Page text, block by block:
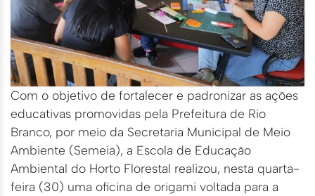
Com o objetivo de fortalecer e padronizar as ações
educativas promovidas pela Prefeitura de Rio
Branco, por meio da Secretaria Municipal de Meio
Ambiente (Semeia), a Escola de Educação
Ambiental do Horto Florestal realizou, nesta quarta-
feira (30) uma oficina de origami voltada para a